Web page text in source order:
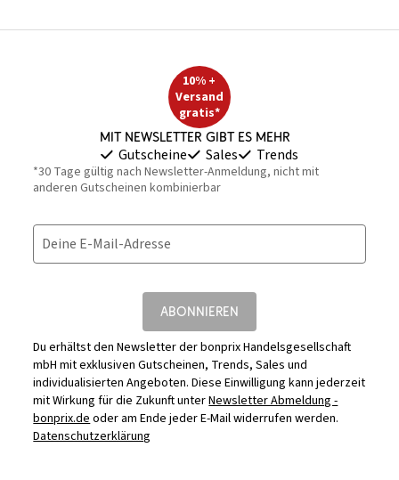
10% +
Versand
gratis*
Mit Newsletter gibt es mehr
Gutscheine Sales Trends
*30 Tage gültig nach Newsletter-Anmeldung, nicht mit
anderen Gutscheinen kombinierbar
Deine E-Mail-Adresse
ABONNIEREN
Du erhältst den Newsletter der bonprix Handelsgesellschaft
mbH mit exklusiven Gutscheinen, Trends, Sales und
individualisierten Angeboten. Diese Einwilligung kann jederzeit
mit Wirkung für die Zukunft unterNewsletter Abmeldung -
bonprix.deoder am Ende jeder E-Mail widerrufen werden.
Datenschutzerklärung